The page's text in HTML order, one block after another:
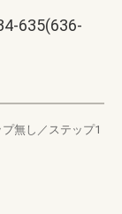
635(636-
プ無し／ステップ1